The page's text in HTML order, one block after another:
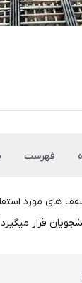
فهرست
های مورد
قرار